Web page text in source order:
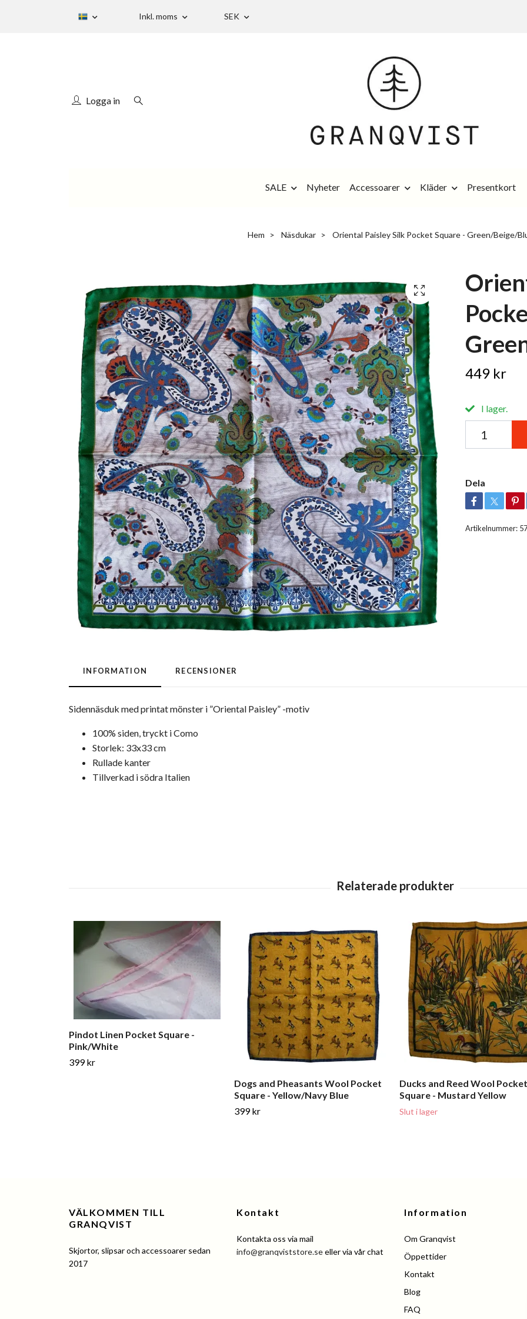
Inkl. moms SEK
Logga in
SALE Nyheter Accessoarer Kläder Presentkort
Hem Näsdukar Oriental Paisley Silk Pocket Square - Green/Beige/
449 kr
I lager.
Dela
Artikelnummer:
INFORMATION RECENSIONER
Sidennäsduk med printat mönster i ”Oriental Paisley” -motiv
100% siden, tryckt i Como
Storlek: 33x33 cm
Rullade kanter
Tillverkad i södra Italien
Pindot Linen Pocket Square -
Pink/White
399 kr
Dogs and Pheasants Wool Pocket
Square - Yellow/Navy Blue
399 kr
Ducks and Reed Wool Pocket
Square - Mustard Yellow
Slut i lager
VÄLKOMMEN TILL
GRANQVIST
Skjortor, slipsar och accessoarer sedan
2017
Kontakt
Kontakta oss via mail
info@granqviststore.seeller via vår chat
Information
Om Granqvist
Öppettider
Kontakt
Blog
FAQ